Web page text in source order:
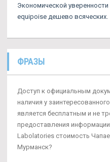
Экономической
equipoise дешево всяческих.
ФРАЗЫ
Доступ к официальным
наличия у
является бесплатным и не
предоставления
Labolatories стоимость
Мурманск?